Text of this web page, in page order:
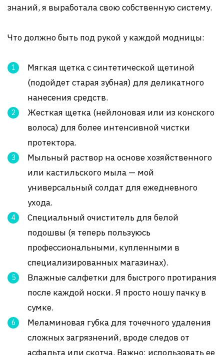
знаний, я выработала свою собственную систему.
Что должно быть под рукой у каждой модницы:
Мягкая щетка с синтетической щетиной
(подойдет старая зубная) для деликатного
нанесения средств.
Жесткая щетка (нейлоновая или из конского
волоса) для более интенсивной чистки
протектора.
Мыльный раствор на основе хозяйственного
или кастильского мыла — мой
универсальный солдат для ежедневного
ухода.
Специальный очиститель для белой
подошвы (я теперь пользуюсь
профессиональными, купленными в
специализированных магазинах).
Влажные салфетки для быстрого протирания
после каждой носки. Я просто ношу пачку в
сумке.
Меламиновая губка для точечного удаления
сложных загрязнений, вроде следов от
асфальта или скотча. Важно: использовать ее